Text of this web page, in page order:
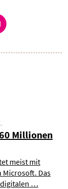
Millionen
meist mit
Microsoft. Das
…